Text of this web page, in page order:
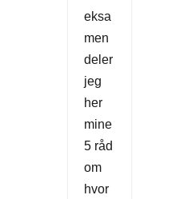
eksa
men
deler
jeg
her
mine
5 råd
om
hvor